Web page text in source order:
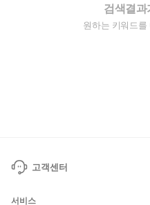
검색결과
원하는 키워드를
고객센터
서비스